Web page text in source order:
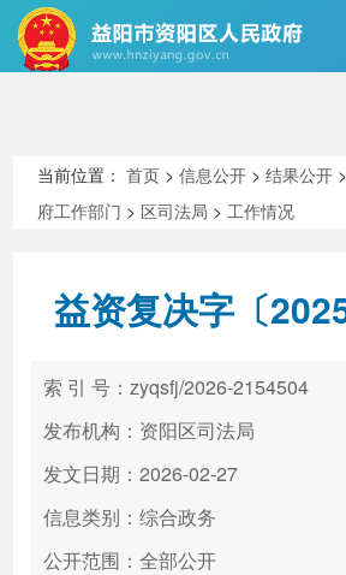
新闻中心
政务服务
高效办成一件事
当前位置：首页 >信息公开 >结果公开
府工作部门 > 区司法局 >工作情况
益资复决字〔
索 引 号：zyqsfj/2026-2154504
发布机构：资阳区司法局
发文日期：2026-02-27
信息类别：综合政务
公开范围：全部公开